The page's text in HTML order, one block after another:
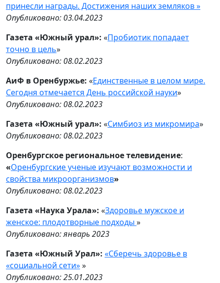
принесли награды. Достижения наших земляков »
Опубликовано: 03.04.2023
Газета «Южный урал»: «Пробиотик попадает
точно в цель»
Опубликовано: 08.02.2023
АиФ в Оренбуржье: «Единственные в целом мире.
Сегодня отмечается День российской науки»
Опубликовано: 08.02.2023
Газета «Южный урал»: «Симбиоз из микромира»
Опубликовано: 08.02.2023
Оренбургское региональное телевидение:
«Оренбургские ученые изучают возможности и
свойства микроорганизмов»
Опубликовано: 08.02.2023
Газета «Наука Урала»: «Здоровье мужское и
женское: плодотворные подходы »
Опубликовано: январь2023
Газета «Южный Урал»: «Сберечь здоровье в
«социальной сети»»
Опубликовано: 25.01.2023